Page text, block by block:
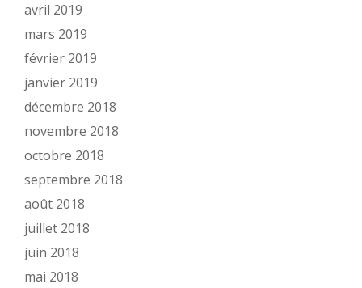
avril 2019
mars 2019
février 2019
janvier 2019
décembre 2018
novembre 2018
octobre 2018
septembre 2018
août 2018
juillet 2018
juin 2018
mai 2018